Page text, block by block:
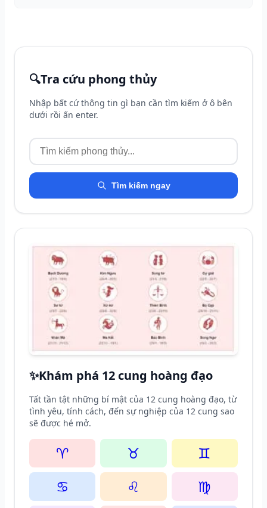
🔍Tra cứu phong thủy
Nhập bất cứ thông tin gì bạn cần tìm kiếm ở ô bên
dưới rồi ấn enter.
Tìm kiếm ngay
✨Khám phá 12 cung hoàng đạo
Tất tần tật những bí mật của 12 cung hoàng đạo, từ
tình yêu, tính cách, đến sự nghiệp của 12 cung sao
sẽ được hé mở.
♈ ♉
♊
♋
♌
♍